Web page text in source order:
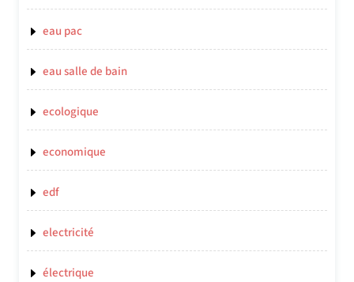
eau pac
eau salle de bain
ecologique
economique
edf
electricité
électrique